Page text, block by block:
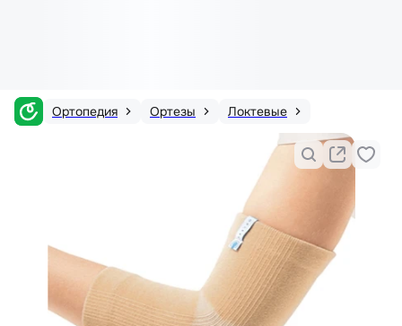
Ортопедия Ортезы Локтевые